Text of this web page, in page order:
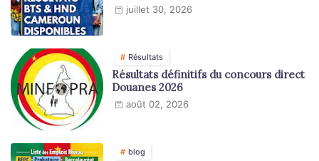
juillet 30, 2026
Résultats
Résultats définitifs du concours direct
Douanes 2026
août 02, 2026
blog